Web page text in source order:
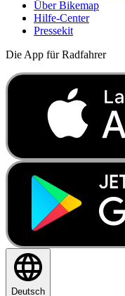
Über Bikemap
Hilfe-Center
Pressekit
Die App für Radfahrer
Deutsch